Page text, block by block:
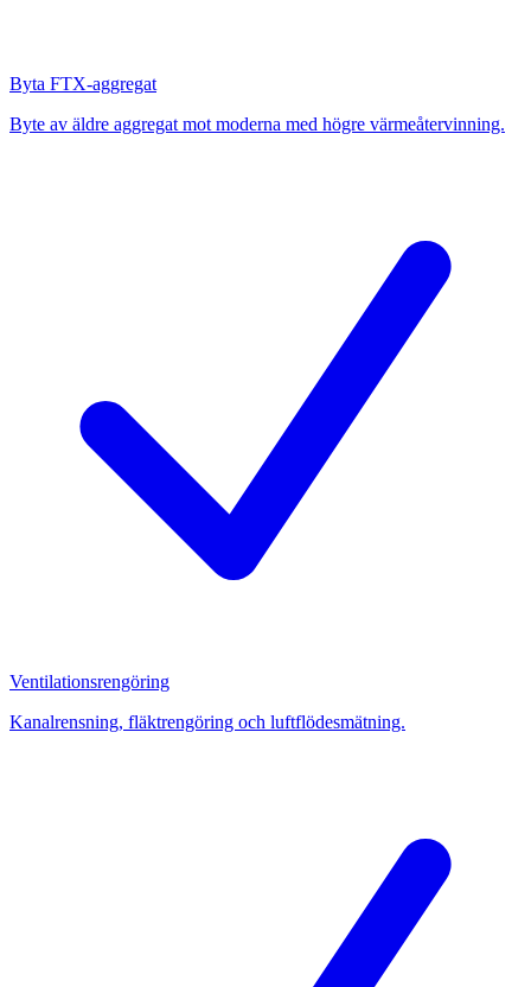
Byta FTX-aggregat
Byte av äldre aggregat mot moderna med högre värmeåtervinning.
Ventilationsrengöring
Kanalrensning, fläktrengöring och luftflödesmätning.